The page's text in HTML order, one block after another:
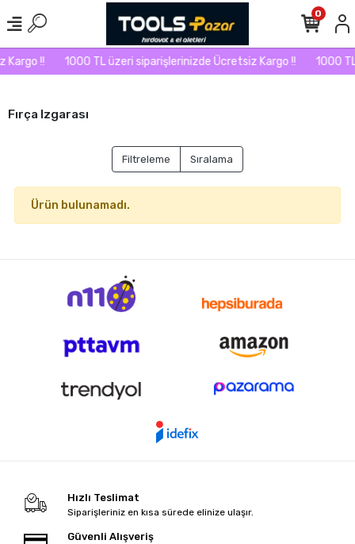
!! 1000 TL üzeri siparişlerinizde Ücretsiz Kargo !! 1000
0
Fırça Izgarası
Filtreleme Sıralama
Ürün bulunamadı.
Hızlı Teslimat
Siparişleriniz en kısa sürede elinize ulaşır.
Güvenli Alışveriş